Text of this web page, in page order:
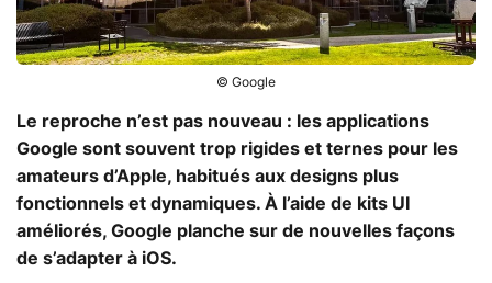
© Google
Le reproche n’est pas nouveau : les applications
Google sont souvent trop rigides et ternes pour les
amateurs d’Apple, habitués aux designs plus
fonctionnels et dynamiques. À l’aide de kits UI
améliorés, Google planche sur de nouvelles façons
de s’adapter à iOS.